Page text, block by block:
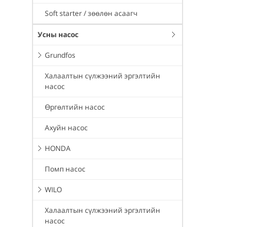
Soft starter / зөөлөн асаагч
Усны насос
Grundfos
Халаалтын сүлжээний эргэлтийн
насос
Өргөлтийн насос
Ахуйн насос
HONDA
Помп насос
WILO
Халаалтын сүлжээний эргэлтийн
насос